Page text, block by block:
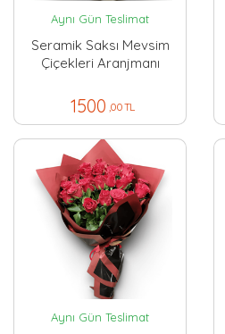
Aynı Gün Teslimat
Seramik Saksı Mevsim
Çiçekleri Aranjmanı
1500 ,00 TL
Aynı Gün Teslimat